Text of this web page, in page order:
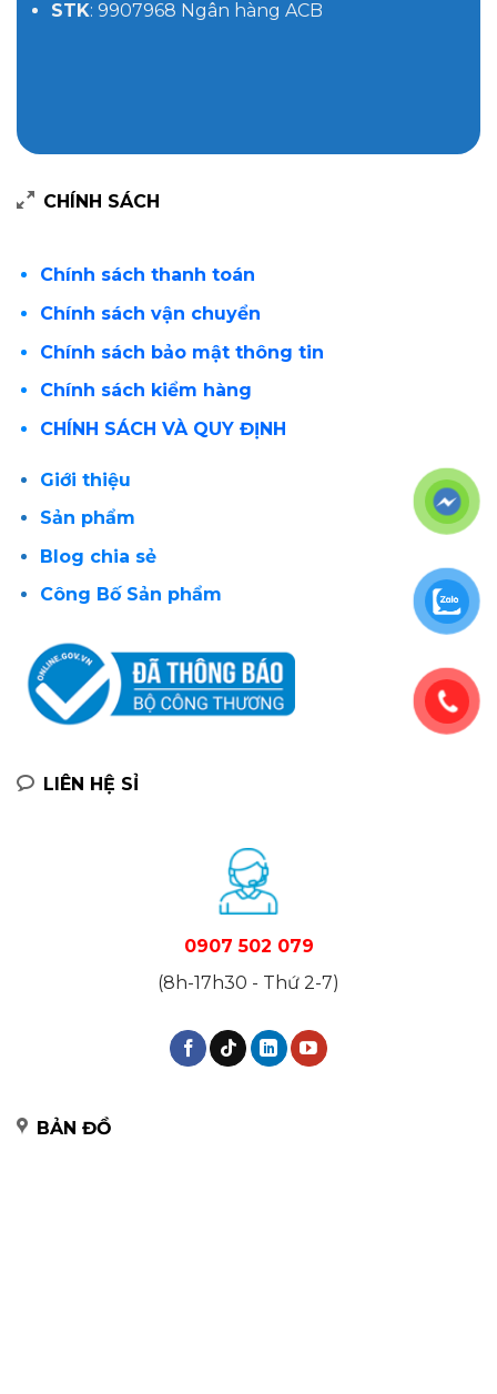
STK: 9907968 Ngân hàng ACB
CHÍNH SÁCH
Chính sách thanh toán
Chính sách vận chuyển
Chính sách bảo mật thông tin
Chính sách kiểm hàng
CHÍNH SÁCH VÀ QUY ĐỊNH
Giới thiệu
Sản phẩm
Blog chia sẻ
Công Bố Sản phẩm
LIÊN HỆ SỈ
0907 502 079
(8h-17h30 - Thứ 2-7)
BẢN ĐỒ